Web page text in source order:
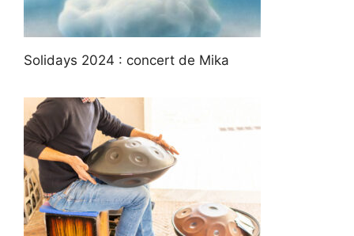
Solidays 2024 : concert de Mika